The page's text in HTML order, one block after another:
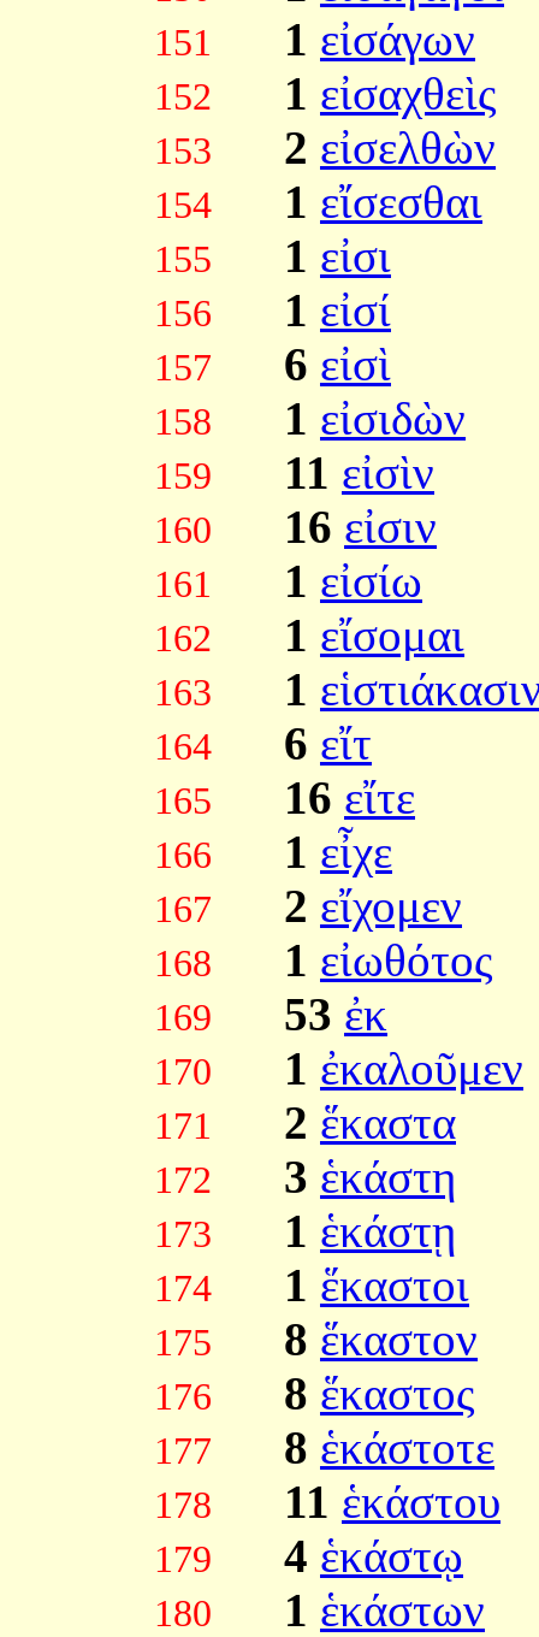
151 1 εἰσάγων
152 1 εἰσαχθεὶς
153 2 εἰσελθὼν
154 1 εἴσεσθαι
155 1 εἰσι
156 1 εἰσί
157 6 εἰσὶ
158 1 εἰσιδὼν
159 11 εἰσὶν
160 16 εἰσιν
161 1 εἰσίω
162 1 εἴσομαι
163 1
164 6 εἴτ
165 16 εἴτε
166 1 εἶχε
167 2 εἴχομεν
168 1 εἰωθότος
169 53 ἐκ
170 1 ἐκαλοῦμεν
171 2 ἕκαστα
172 3 ἑκάστη
173 1 ἑκάστῃ
174 1 ἕκαστοι
175 8 ἕκαστον
176 8 ἕκαστος
177 8 ἑκάστοτε
178 11 ἑκάστου
179 4 ἑκάστῳ
180 1 ἑκάστων